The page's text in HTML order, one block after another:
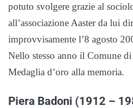
potuto svolgere grazie al
all’associazione Aaster da lui
improvvisamente l’8 agosto
Nello stesso anno il Comune
Medaglia d’oro alla memoria.
Piera Badoni (1912 –